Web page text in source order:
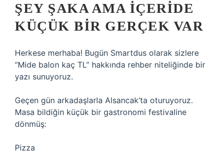
ŞEY ŞAKA AMA İÇERIDE
KÜÇÜK BIR GERÇEK VAR
Herkese merhaba! Bugün Smartdus olarak sizlere
“Mide balon kaç TL” hakkında rehber niteliğinde bir
yazı sunuyoruz.
Geçen gün arkadaşlarla Alsancak’ta oturuyoruz.
Masa bildiğin küçük bir gastronomi festivaline
dönmüş:
Pizza